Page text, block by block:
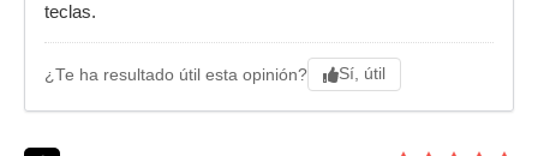
teclas.
¿Te ha resultado útil esta opinión? Sí, útil